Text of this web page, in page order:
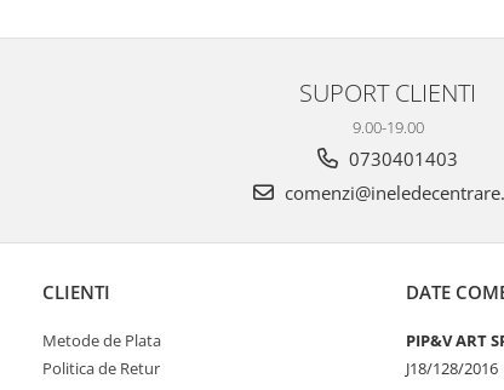
SUPORT CLIENTI
9.00-19.00
0730401403
CLIENTI
Metode de Plata
Politica de Retur
DATE
PIP&V ART
J18/128/2016